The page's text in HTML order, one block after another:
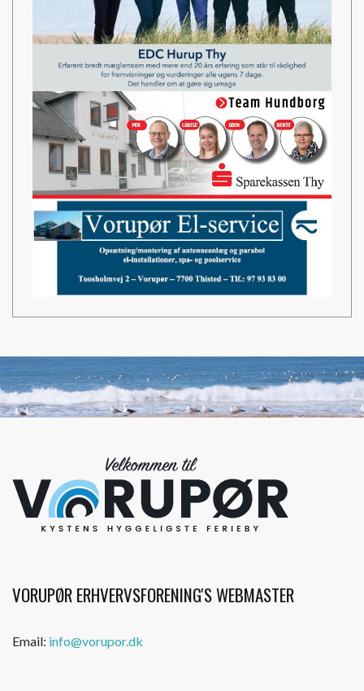
VORUPØR ERHVERVSFORENING'S WEBMASTER
Email: info@vorupor.dk